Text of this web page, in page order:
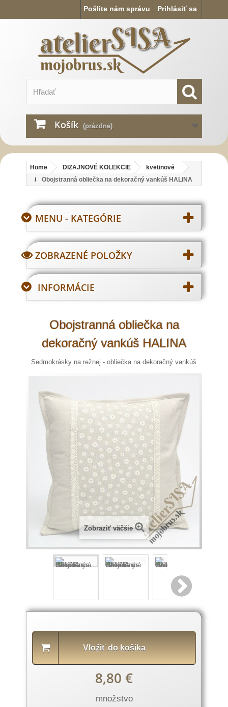
Prihlásiť sa
Pošlite nám správu
Košík (prázdne)
Home DIZAJNOVÉ KOLEKCIE
kvetinové
Obojstranná obliečka na dekoračný vankúš HALINA
MENU - KATEGÓRIE
ZOBRAZENÉ POLOŽKY
INFORMÁCIE
Obojstranná obliečka na
dekoračný vankúš HALINA
Sedmokrásky na režnej - obliečka na dekoračný vankúš
Zobraziť väčšie
Vložiť do košíka
8,80 €
množstvo
produktu